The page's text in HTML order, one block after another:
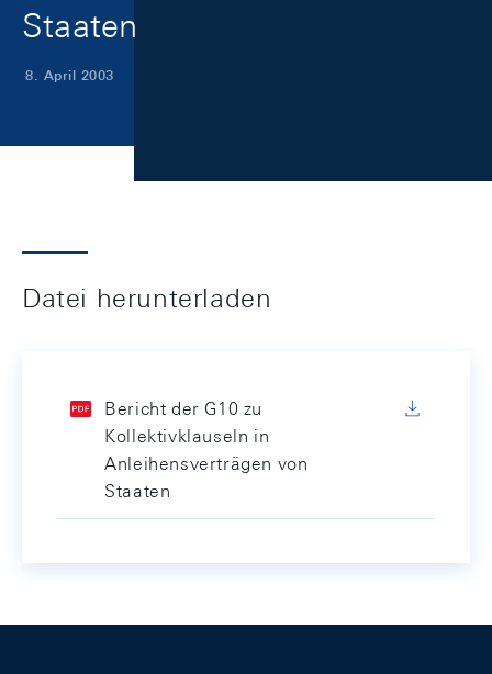
Staaten
8. April 2003
Datei herunterladen
Bericht der G10 zu
Kollektivklauseln in
Anleihensverträgen von
Staaten